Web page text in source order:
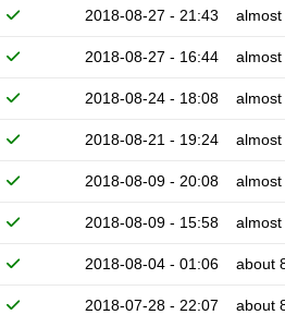
2018-08-27 - 21:43
2018-08-27 - 16:44
2018-08-24 - 18:08
2018-08-21 - 19:24
2018-08-09 - 20:08
2018-08-09 - 15:58
2018-08-04 - 01:06 about
2018-07-28 - 22:07 about